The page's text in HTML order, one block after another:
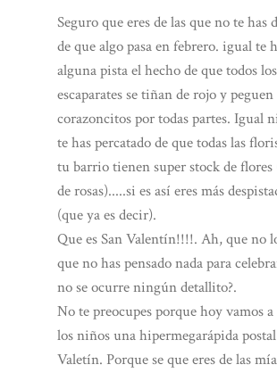
Seguro que eres de las que no te has
de que algo pasa en febrero. igual te
alguna pista el hecho de que todos los
escaparates se tiñan de rojo y peguen
corazoncitos por todas partes. Igual
te has percatado de que todas las
tu barrio tienen super stock de flores
de rosas).....si es así eres más
(que ya es decir).
Que es San Valentín!!!!. Ah, que no
que no has pensado nada para
no se ocurre ningún detallito?.
No te preocupes porque hoy vamos
los niños una hipermegarápida
Valetín. Porque se que eres de las